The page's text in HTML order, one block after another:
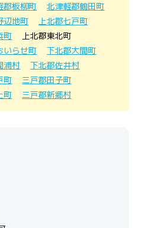
郡板柳町
北津軽郡鶴田町
辺地町
上北郡七戸町
町
上北郡東北町
いらせ町
下北郡大間町
浦村
下北郡佐井村
町
三戸郡田子町
町 三戸郡新郷村